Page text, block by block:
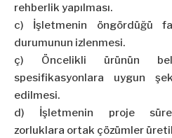
rehberlik yapılması.
c) İşletmenin öngördüğü
durumunun izlenmesi.
ç) Öncelikli ürünün
spesifikasyonlara uygun
edilmesi.
d) İşletmenin proje
zorluklara ortak çözümler